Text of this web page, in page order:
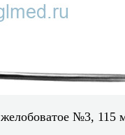
№3, 115